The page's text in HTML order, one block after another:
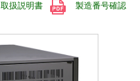
取扱説明書
製造番号確認